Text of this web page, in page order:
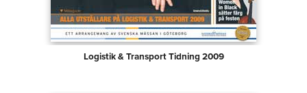
Logistik & Transport Tidning 2009